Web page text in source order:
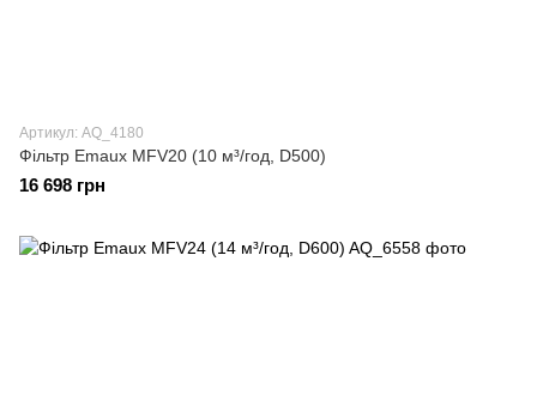
Артикул: AQ_4180
Фільтр Emaux MFV20 (10 м³/год, D500)
16 698 грн